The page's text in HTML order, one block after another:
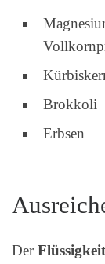
Brokkoli
Erbsen
Der